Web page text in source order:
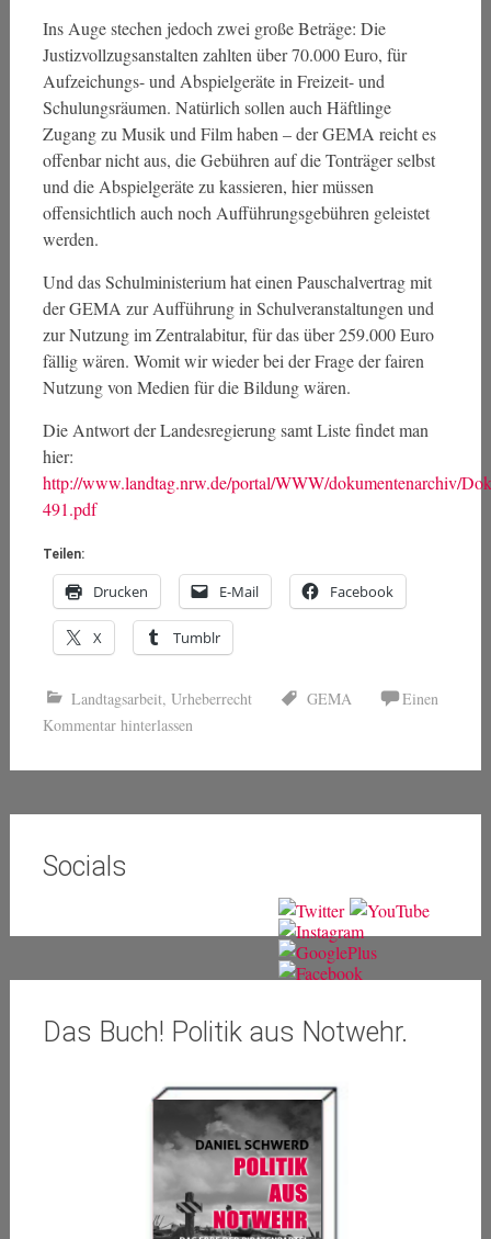
Ins Auge stechen jedoch zwei große Beträge: Die
Justizvollzugsanstalten zahlten über 70.000 Euro, für
Aufzeichungs- und Abspielgeräte in Freizeit- und
Schulungsräumen. Natürlich sollen auch Häftlinge
Zugang zu Musik und Film haben – der GEMA reicht es
offenbar nicht aus, die Gebühren auf die Tonträger selbst
und die Abspielgeräte zu kassieren, hier müssen
offensichtlich auch noch Aufführungsgebühren geleistet
werden.
Und das Schulministerium hat einen Pauschalvertrag mit
der GEMA zur Aufführung in Schulveranstaltungen und
zur Nutzung im Zentralabitur, für das über 259.000 Euro
fällig wären. Womit wir wieder bei der Frage der fairen
Nutzung von Medien für die Bildung wären.
Die Antwort der Landesregierung samt Liste findet man
hier:
http://www.landtag.nrw.de/portal/WWW/dokumentenarchiv/
491.pdf
Teilen:
Drucken E-Mail Facebook
X Tumblr
Landtagsarbeit, Urheberrecht GEMA
Einen
Kommentar hinterlassen
Socials
Das Buch! Politik aus Notwehr.